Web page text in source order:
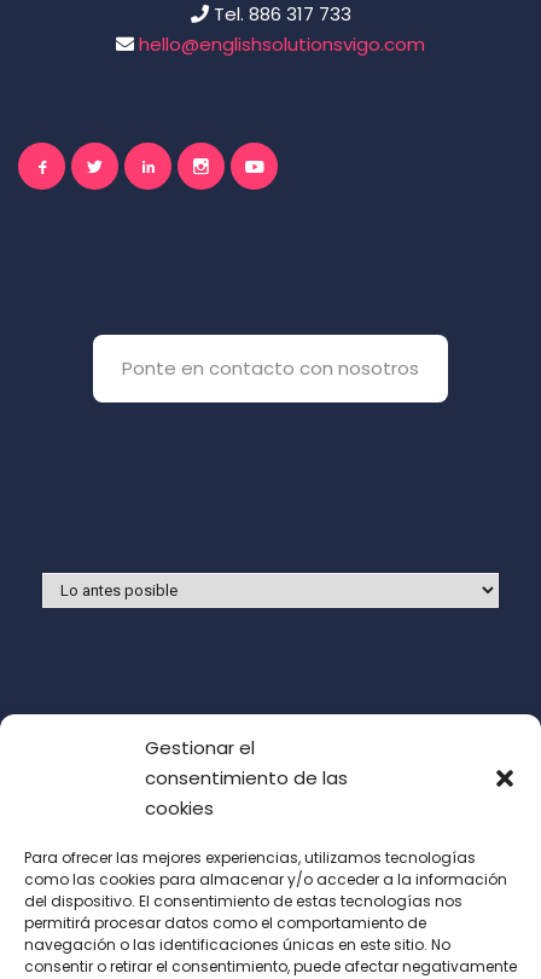
Gestionar el
consentimiento de las
cookies
Para ofrecer las mejores experiencias, utilizamos tecnologías
como las cookies para almacenar y/o acceder a la información
del dispositivo. El consentimiento de estas tecnologías nos
permitirá procesar datos como el comportamiento de
navegación o las identificaciones únicas en este sitio. No
consentir o retirar el consentimiento, puede afectar negativamente
Tel. 886 317 733
hello@englishsolutionsvigo.com
Ponte en contacto con nosotros
Acepto las condiciones de uso (LOPD)